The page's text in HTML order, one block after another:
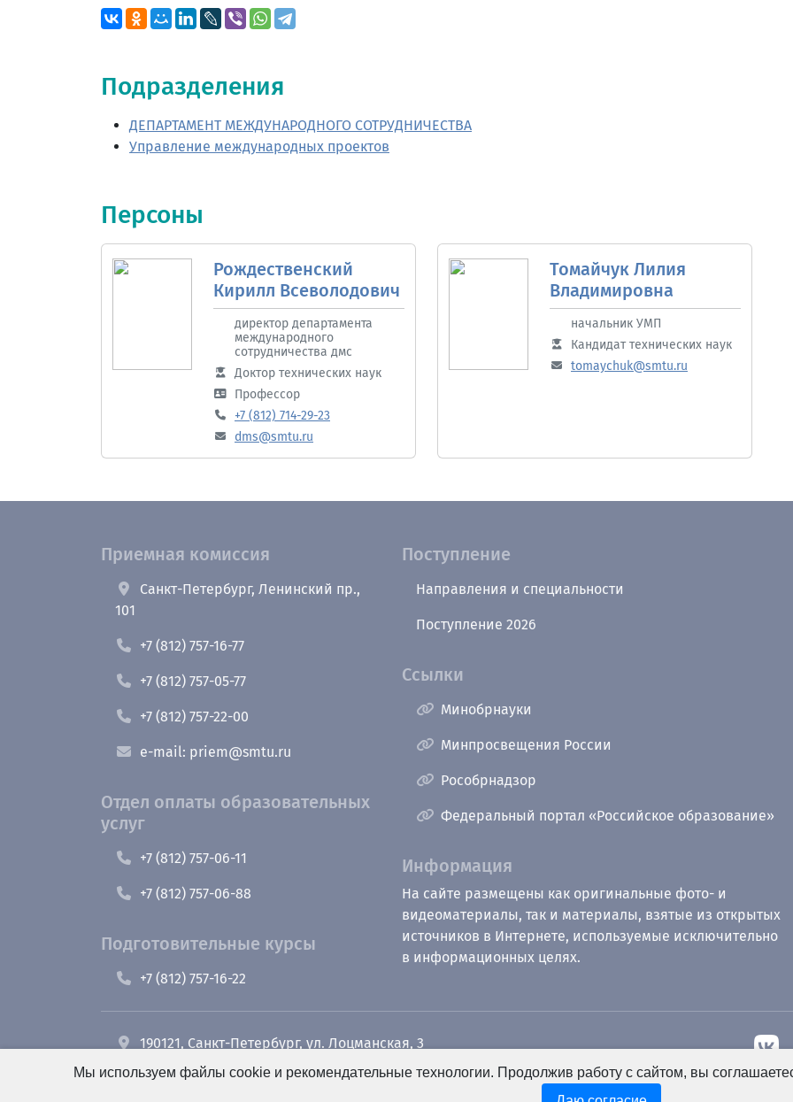
Подразделения
ДЕПАРТАМЕНТ МЕЖДУНАРОДНОГО СОТРУДНИЧЕСТВА
Управление международных проектов
Персоны
Рождественский
Кирилл Всеволодович
директор департамента
международного
сотрудничества дмс
Доктор технических наук
Профессор
+7 (812) 714-29-23
dms@smtu.ru
Томайчук Лилия
Владимировна
начальник УМП
Кандидат технических наук
tomaychuk@smtu.ru
Приемная комиссия
Санкт-Петербург, Ленинский пр.,
101
+7 (812) 757-16-77
+7 (812) 757-05-77
+7 (812) 757-22-00
e-mail: priem@smtu.ru
Отдел оплаты образовательных
услуг
+7 (812) 757-06-11
+7 (812) 757-06-88
Подготовительные курсы
+7 (812) 757-16-22
Поступление
Направления и специальности
Поступление 2026
Ссылки
Минобрнауки
Минпросвещения России
Рособрнадзор
Федеральный портал «Российское образование»
Информация
На сайте размещены как оригинальные фото- и
видеоматериалы, так и материалы, взятые из открытых
источников в Интернете, используемые исключительно
в информационных целях.
190121, Санкт-Петербург, ул. Лоцманская, 3
+7 (812) 495-26-48 Оперативный дежурный
Мы используем файлы cookie и рекомендательные технологии. Продолжив работу с сайтом, вы